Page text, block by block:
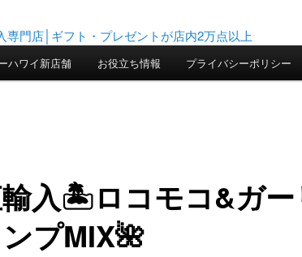
ハワイ新店舗 お役立ち情報 プライバシーポリシー
入🏝ロコモコ&ガー
プMIX🌺